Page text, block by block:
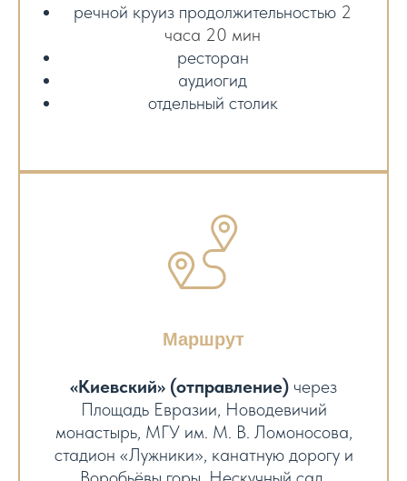
речной круиз продолжительностью 2
часа 20 мин
ресторан
аудиогид
отдельный столик
Маршрут
«Киевский» (отправление) через
Площадь Евразии, Новодевичий
монастырь, МГУ им. М. В. Ломоносова,
стадион «Лужники», канатную дорогу и